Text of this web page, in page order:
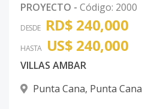
PROYECTO - Código: 2000
DESDE RD$ 240,000
HASTA US$ 240,000
VILLAS AMBAR
Punta Cana, Punta Cana